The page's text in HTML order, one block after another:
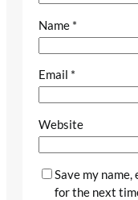
Name *
Email *
Website
Save my
for the next